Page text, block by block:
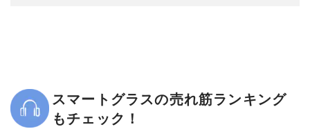
スマートグラスの売れ筋ランキング
もチェック！